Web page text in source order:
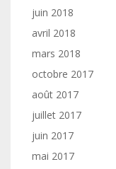
juin 2018
avril 2018
mars 2018
octobre 2017
août 2017
juillet 2017
juin 2017
mai 2017